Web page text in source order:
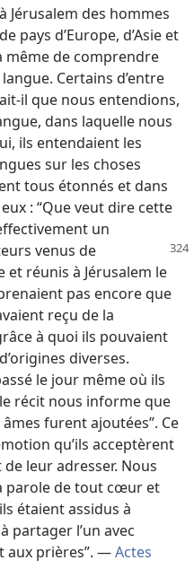
Jérusalem des hommes
pays d’Europe, d’Asie et
même de comprendre
Certains d’entre
​il que nous entendions,
dans laquelle nous
ils entendaient les
sur les choses
tous étonnés et dans
: “Que veut dire cette
un
venus de
réunis à Jérusalem le
pas encore que
reçu de la
à quoi ils pouvaient
diverses.
le jour même où ils
récit nous informe que
furent ajoutées”. Ce
qu’ils acceptèrent
leur adresser. Nous
parole de tout cœur et
étaient assidus à
partager l’un avec
aux prières”. —Actes